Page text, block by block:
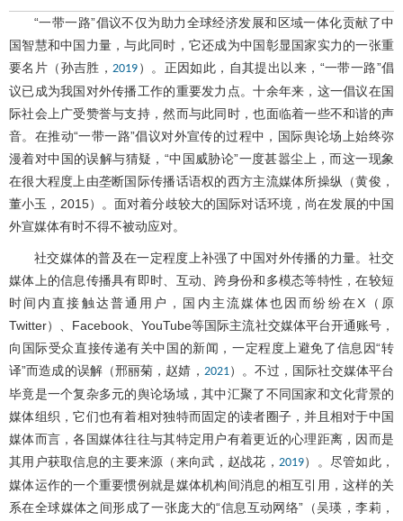
“一带一路”倡议不仅为助力全球经济发展和区域一体化贡献了中
国智慧和中国力量，与此同时，它还成为中国彰显国家实力的一张重
要名片（孙吉胜， 2019 ）。正因如此，自其提出以来，“一带一路”倡
议已成为我国对外传播工作的重要发力点。十余年来，这一倡议在国
际社会上广受赞誉与支持，然而与此同时，也面临着一些不和谐的声
音。在推动“一带一路”倡议对外宣传的过程中，国际舆论场上始终弥
漫着对中国的误解与猜疑，“中国威胁论”一度甚嚣尘上，而这一现象
在很大程度上由垄断国际传播话语权的西方主流媒体所操纵（黄俊，
董小玉，2015）。面对着分歧较大的国际对话环境，尚在发展的中国
外宣媒体有时不得不被动应对。
社交媒体的普及在一定程度上补强了中国对外传播的力量。社交
媒体上的信息传播具有即时、互动、跨身份和多模态等特性，在较短
时间内直接触达普通用户，国内主流媒体也因而纷纷在X（原
Twitter）、Facebook、YouTube等国际主流社交媒体平台开通账号，
向国际受众直接传递有关中国的新闻，一定程度上避免了信息因“转
译”而造成的误解（邢丽菊，赵婧， 2021）。不过，国际社交媒体平台
毕竟是一个复杂多元的舆论场域，其中汇聚了不同国家和文化背景的
媒体组织，它们也有着相对独特而固定的读者圈子，并且相对于中国
媒体而言，各国媒体往往与其特定用户有着更近的心理距离，因而是
其用户获取信息的主要来源（来向武，赵战花， 2019）。尽管如此，
媒体运作的一个重要惯例就是媒体机构间消息的相互引用，这样的关
系在全球媒体之间形成了一张庞大的“信息互动网络”（吴瑛，李莉，